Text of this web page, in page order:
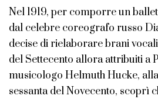
Nel 1919, per comporre un
dal celebre coreografo russo
decise di rielaborare brani
del Settecento allora attribuiti a
musicologo Helmuth Hucke,
sessanta del Novecento, scoprì